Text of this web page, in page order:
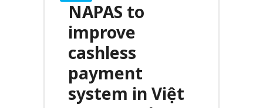
NAPAS to
improve
cashless
payment
system in Việt